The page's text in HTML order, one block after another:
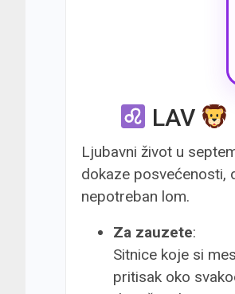
LAV
Ljubavni život u
dokaze posvećenosti,
nepotreban lom.
Za zauzete:
Sitnice koje si
pritisak oko